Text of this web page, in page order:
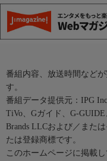
番組内容、放送時間など
す。
番組データ提供元：IPG
TiVo、Gガイド、G-
Brands LLCおよび／また
たは登録商標です。
このホームページに掲載